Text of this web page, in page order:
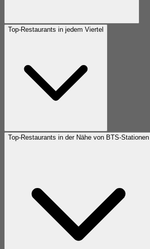
Top-Restaurants in jedem Viertel
Top-Restaurants in der Nähe von BTS-Stationen